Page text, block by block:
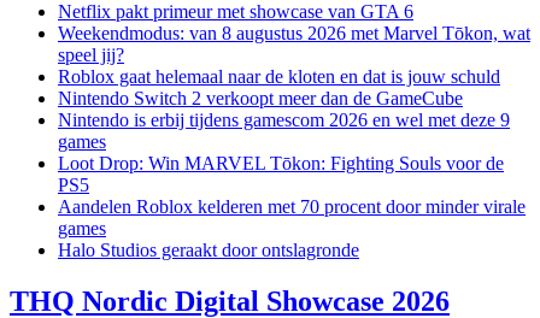
Netflix pakt primeur met showcase van GTA 6
Weekendmodus: van 8 augustus 2026 met Marvel Tōkon, wat
speel jij?
Roblox gaat helemaal naar de kloten en dat is jouw schuld
Nintendo Switch 2 verkoopt meer dan de GameCube
Nintendo is erbij tijdens gamescom 2026 en wel met deze 9
games
Loot Drop: Win MARVEL Tōkon: Fighting Souls voor de
PS5
Aandelen Roblox kelderen met 70 procent door minder virale
games
Halo Studios geraakt door ontslagronde
THQ Nordic Digital Showcase 2026